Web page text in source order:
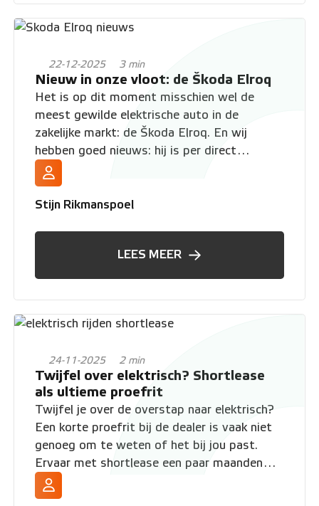
22-12-2025 3 min
Nieuw in onze vloot: de Škoda Elroq
Het is op dit moment misschien wel de
meest gewilde elektrische auto in de
zakelijke markt: de Škoda Elroq. En wij
hebben goed nieuws: hij is per direct
toegevoegd aan onze shortlease-vloot. Zoek
jij een moderne, ruime en elektrische SUV en
wil je snel de weg op? Dan is dit jouw kans
Stijn Rikmanspoel
LEES MEER
24-11-2025 2 min
Twijfel over elektrisch? Shortlease
als ultieme proefrit
Twijfel je over de overstap naar elektrisch?
Een korte proefrit bij de dealer is vaak niet
genoeg om te weten of het bij jou past.
Ervaar met shortlease een paar maanden
hoe laden en actieradius in jouw leven
passen.